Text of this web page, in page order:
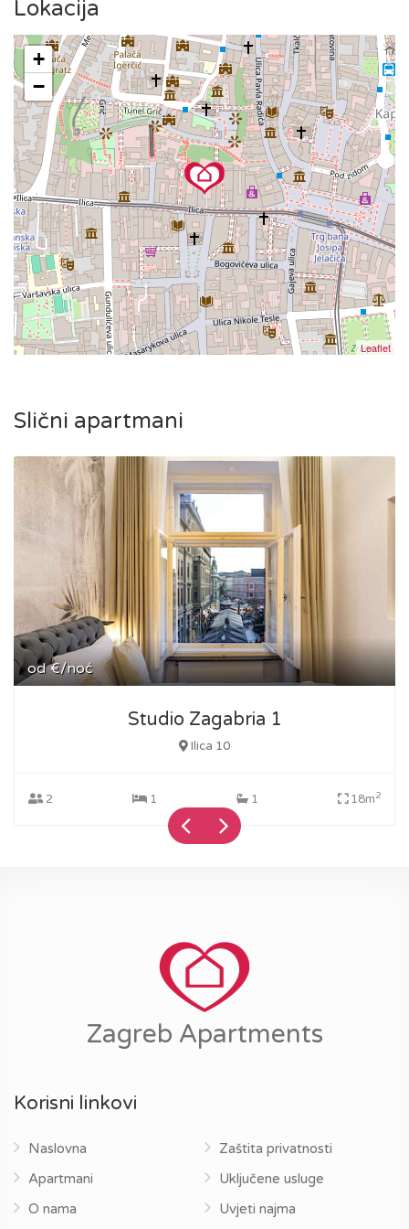
bana Jelačića, ili da uživate u kavi na Tkalčićevoj ulici, sve
vam je nadohvat ruke.
Tramvajska stanica nalazi se odmah ispred zgrade, što
omogućuje jednostavan pristup širem gradskom području.
Lokacija
+
−
Leaflet
Slični apartmani
od €/noć
Studio Zagabria 1
Ilica 10
2 1 1 18m2
Zagreb Apartments
Korisni linkovi
Naslovna
Apartmani
O nama
Zaštita privatnosti
Uključene usluge
Uvjeti najma